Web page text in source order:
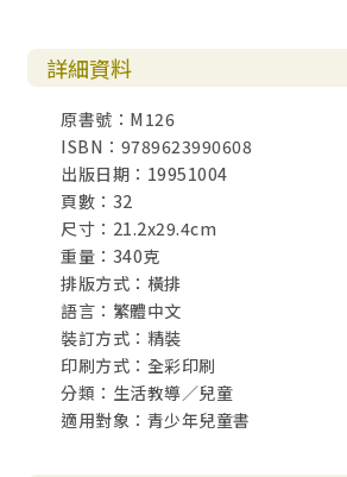
詳細資料
原書號：M126
ISBN：9789623990608
出版日期：19951004
頁數：32
尺寸：21.2x29.4cm
重量：340克
排版方式：橫排
語言：繁體中文
裝訂方式：精裝
印刷方式：全彩印刷
分類：生活教導／兒童
適用對象：青少年兒童書